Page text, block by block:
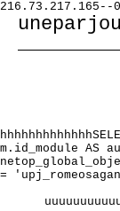
216.73.217.165--
m.id_module AS
=